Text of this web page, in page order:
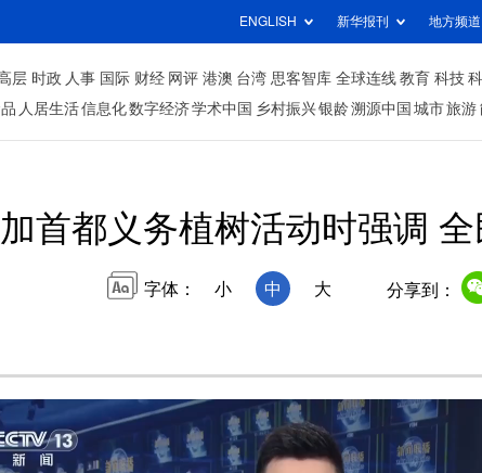
ENGLISH 新华报刊 地方频道
层 时政 人事 国际 财经 网评 港澳 台湾 思客智库 全球连线 教育 科技
人居生活信息化数字经济学术中国 乡村振兴银龄溯源中国 城市旅游
首都义务植树活动时强调
字体： 小 中 大 分享到：